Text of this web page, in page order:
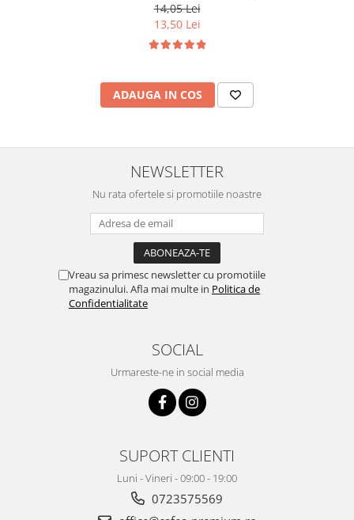
14,05 Lei
13,50 Lei
ADAUGA IN COS
NEWSLETTER
Nu rata ofertele si promotiile noastre
Vreau sa primesc newsletter cu promotiile
magazinului. Afla mai multe in Politica de
Confidentialitate
SOCIAL
Urmareste-ne in social media
SUPORT CLIENTI
Luni - Vineri - 09:00 - 19:00
0723575569